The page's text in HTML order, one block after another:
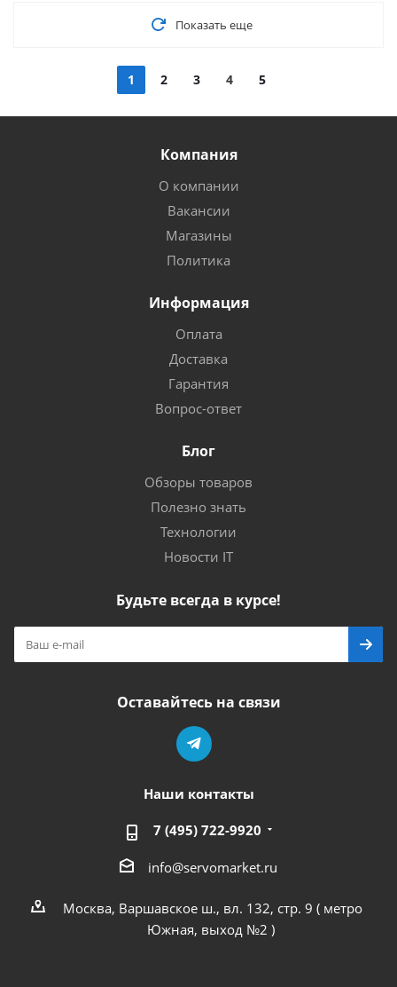
Показать еще
1 2 3 4 5
Компания
О компании
Вакансии
Магазины
Политика
Информация
Оплата
Доставка
Гарантия
Вопрос-ответ
Блог
Обзоры товаров
Полезно знать
Технологии
Новости IT
Будьте всегда в курсе!
Оставайтесь на связи
Наши контакты
7 (495) 722-9920
info@servomarket.ru
Москва, Варшавское ш., вл. 132, стр. 9 ( метро
Южная, выход №2 )